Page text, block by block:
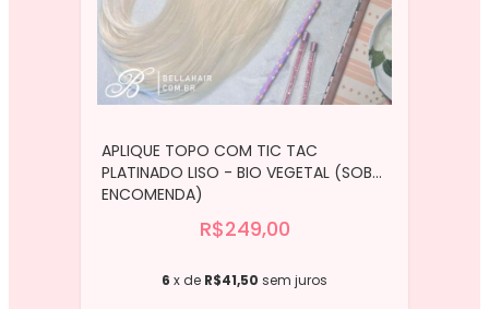
APLIQUE TOPO COM TIC TAC
PLATINADO LISO - BIO VEGETAL (SOB
ENCOMENDA)
R$249,00
6 x de R$41,50 sem juros